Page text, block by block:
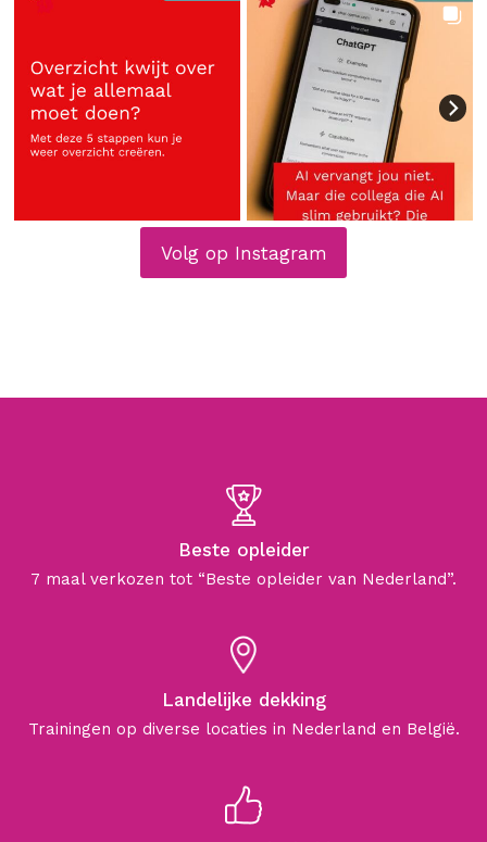
Volg op Instagram
Beste opleider
7 maal verkozen tot “Beste opleider van Nederland”.
Landelijke dekking
Trainingen op diverse locaties in Nederland en België.